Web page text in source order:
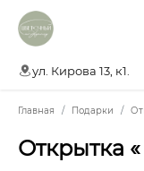
ул. Кирова 13, к1.
Главная Подарки
Открытка